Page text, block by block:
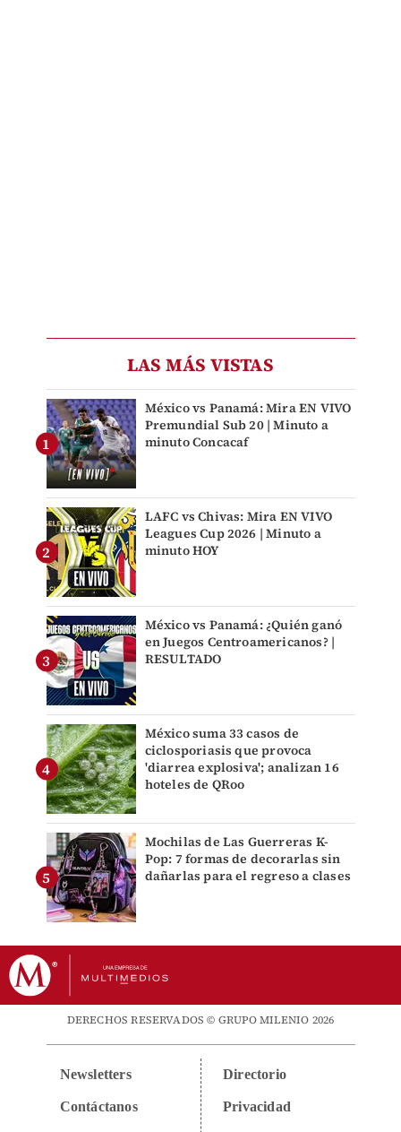
LAS MÁS VISTAS
México vs Panamá: Mira EN VIVO
Premundial Sub 20 | Minuto a
minuto Concacaf
LAFC vs Chivas: Mira EN VIVO
Leagues Cup 2026 | Minuto a
minuto HOY
México vs Panamá: ¿Quién ganó
en Juegos Centroamericanos? |
RESULTADO
México suma 33 casos de
ciclosporiasis que provoca
'diarrea explosiva'; analizan 16
hoteles de QRoo
Mochilas de Las Guerreras K-
Pop: 7 formas de decorarlas sin
dañarlas para el regreso a clases
DERECHOS RESERVADOS © GRUPO MILENIO 2026
Newsletters
Contáctanos
Directorio
Privacidad